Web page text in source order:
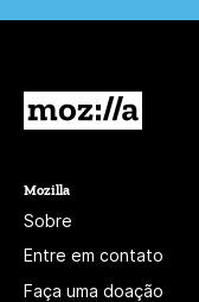
Mozilla
Sobre
Entre em contato
Faça uma doação